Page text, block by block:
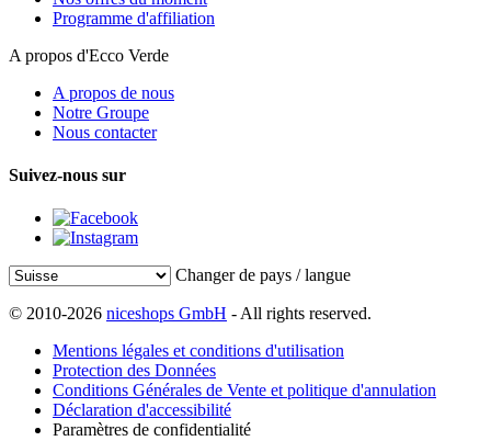
Programme d'affiliation
A propos d'Ecco Verde
A propos de nous
Notre Groupe
Nous contacter
Suivez-nous sur
Changer de pays / langue
© 2010-2026 niceshops GmbH - All rights reserved.
Mentions légales et conditions d'utilisation
Protection des Données
Conditions Générales de Vente et politique d'annulation
Déclaration d'accessibilité
Paramètres de confidentialité